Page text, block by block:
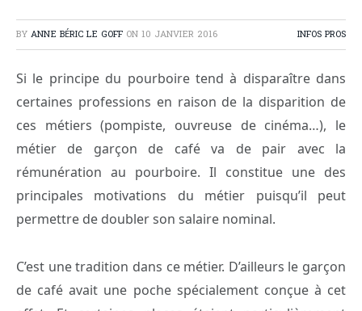
BY ANNE BÉRIC LE GOFF ON 10 JANVIER 2016 INFOS PROS
Si le principe du pourboire tend à disparaître dans
certaines professions en raison de la disparition de
ces métiers (pompiste, ouvreuse de cinéma…), le
métier de garçon de café va de pair avec la
rémunération au pourboire. Il constitue une des
principales motivations du métier puisqu’il peut
permettre de doubler son salaire nominal.
C’est une tradition dans ce métier. D’ailleurs le garçon
de café avait une poche spécialement conçue à cet